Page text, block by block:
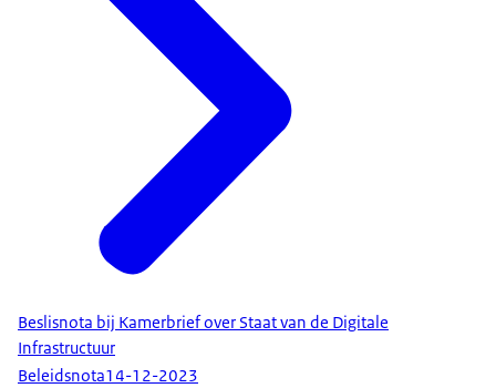
Beslisnota bij Kamerbrief over Staat van de Digitale
Infrastructuur
Beleidsnota14-12-2023